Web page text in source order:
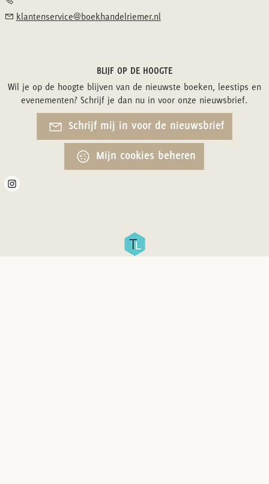
klantenservice@boekhandelriemer.nl
BLIJF OP DE HOOGTE
Wil je op de hoogte blijven van de nieuwste boeken, leestips en
evenementen? Schrijf je dan nu in voor onze nieuwsbrief.
Schrijf mij in voor de nieuwsbrief
Mijn cookies beheren